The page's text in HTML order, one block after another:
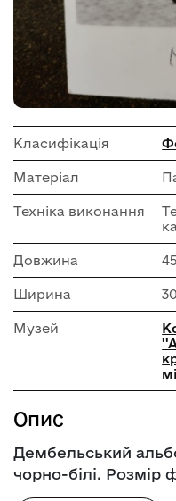
Класифікація
Матеріал
Техніка виконання
Довжина
Ширина
Музей
Опис
Дембельський
чорно-білі. Розмір